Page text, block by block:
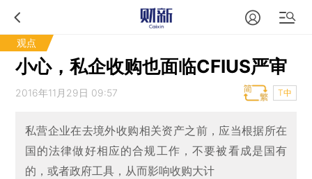
观点
小心，私企收购也面临CFIUS严审
2016年11月29日 09:57 T中
私营企业在去境外收购相关资产之前，应当根据所在
国的法律做好相应的合规工作，不要被看成是国有
的，或者政府工具，从而影响收购大计